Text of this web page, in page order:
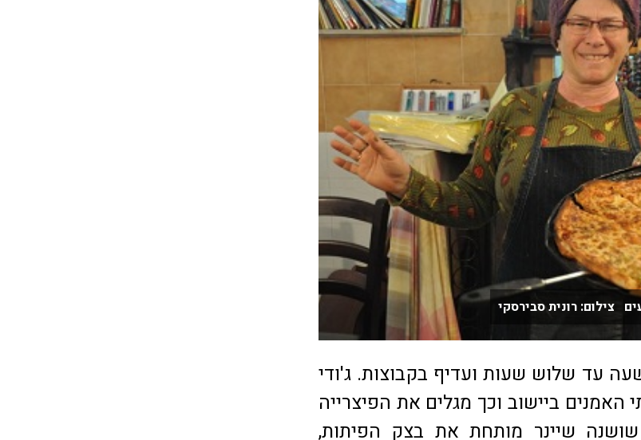
צילום: רונית סבירסקי
עד שלוש שעות ועדיף בקבוצות. ג'ודי
האמנים ביישוב וכך מגלים את הפיצרייה
שושנה שיינר מותחת את בצק הפיתות,